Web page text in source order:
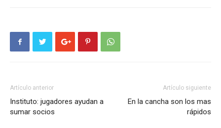
Artículo anterior
Instituto: jugadores ayudan a
sumar socios
Artículo siguiente
En la cancha son los mas
rápidos